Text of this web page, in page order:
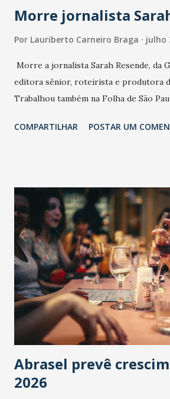
Morre jornalista
Por Lauriberto Carneiro Braga julho
Morre a jornalista Sarah Resende, da
editora sênior, roteirista e produtora
Trabalhou também na Folha de São
COMPARTILHAR POSTAR UM
Abrasel prevê
2026